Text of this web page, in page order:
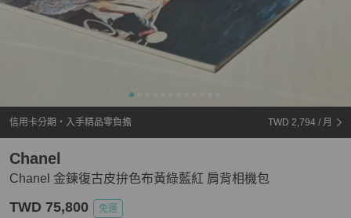
信用卡分期・入手精品零負擔 TWD 2,794 / 月
Chanel 金鍊復古皮拚色布黃綠藍紅 肩背相機包
Chanel
TWD 75,800 免運